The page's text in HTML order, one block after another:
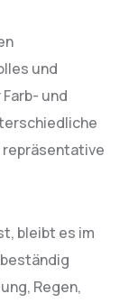
und
und
repräsentative
bleibt es im
Regen,